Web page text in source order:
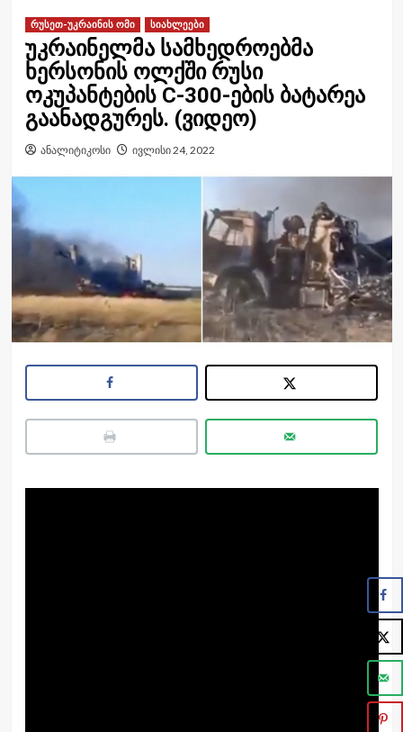
რუსეთ-უკრაინის ომი სიახლეები
უკრაინელმა სამხედროებმა
ხერსონის ოლქში რუსი
ოკუპანტების C-300-ების ბატარეა
გაანადგურეს. (ვიდეო)
ანალიტიკოსი ივლისი 24, 2022